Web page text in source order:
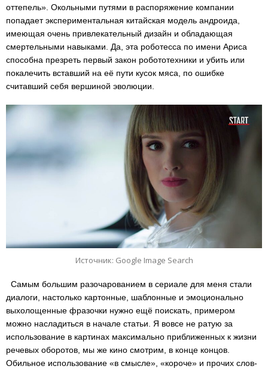
оттепель». Окольными путями в распоряжение компании
попадает экспериментальная китайская модель андроида,
имеющая очень привлекательный дизайн и обладающая
смертельными навыками. Да, эта роботесса по имени Ариса
способна презреть первый закон робототехники и убить или
покалечить вставший на её пути кусок мяса, по ошибке
считавший себя вершиной эволюции.
Источник: Google Image Search
Самым большим разочарованием в сериале для меня стали
диалоги, настолько картонные, шаблонные и эмоционально
выхолощенные фразочки нужно ещё поискать, примером
можно насладиться в начале статьи. Я вовсе не ратую за
использование в картинах максимально приближенных к жизни
речевых оборотов, мы же кино смотрим, в конце концов.
Обильное использование «в смысле», «короче» и прочих слов-